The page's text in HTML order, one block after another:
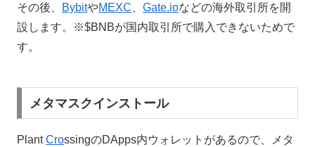
その後、 BybitやMEXC Gate.ioなどの海外取引所を開
設します。※$BNBが国内取引所で購入できないためで
す。
メタマスクインストール
PlantCrossingのDApps内ウォレットがあるので、メタ